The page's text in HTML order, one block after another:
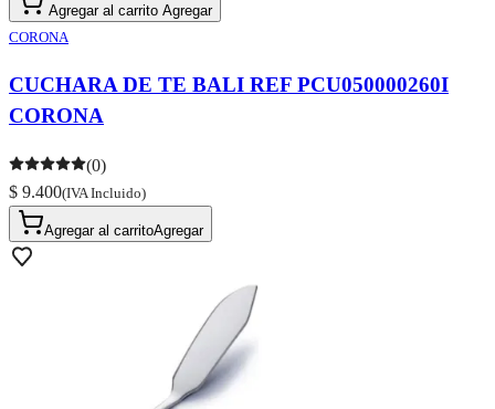
Agregar al carrito Agregar
CORONA
CUCHARA DE TE BALI REF PCU050000260I
CORONA
(0)
$ 9.400(IVA Incluido)
Agregar al carritoAgregar